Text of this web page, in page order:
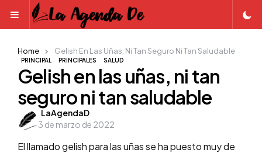
Menu
PRINCIPAL PRINCIPALES SALUD
Gelish en las uñas, ni tan
seguro ni tan saludable
Posted
by
LaAgendaD
3 de marzo de 2022
Home Gelish En Las Uñas, Ni Tan Seguro Ni Tan Saludable
El llamado gelish para las uñas se ha puesto muy de